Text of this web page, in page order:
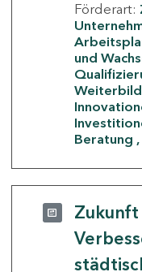
Förderart:
und
Beratung